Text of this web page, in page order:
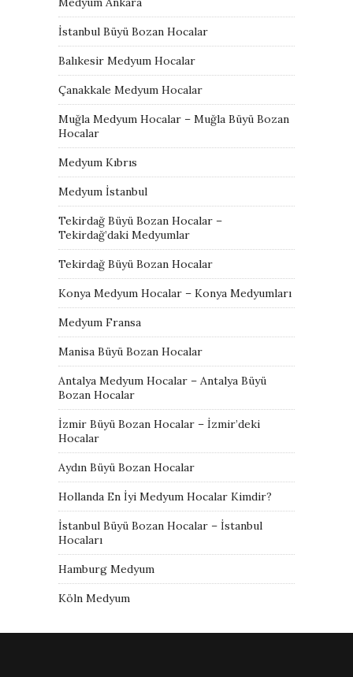
İstanbul Büyü Bozan Hocalar
Balıkesir Medyum Hocalar
Çanakkale Medyum Hocalar
Muğla Medyum Hocalar – Muğla Büyü Bozan
Hocalar
Medyum Kıbrıs
Medyum İstanbul
Tekirdağ Büyü Bozan Hocalar –
Tekirdağ’daki Medyumlar
Tekirdağ Büyü Bozan Hocalar
Konya Medyum Hocalar – Konya Medyumları
Medyum Fransa
Manisa Büyü Bozan Hocalar
Antalya Medyum Hocalar – Antalya Büyü
Bozan Hocalar
İzmir Büyü Bozan Hocalar – İzmir’deki
Hocalar
Aydın Büyü Bozan Hocalar
Hollanda En İyi Medyum Hocalar Kimdir?
İstanbul Büyü Bozan Hocalar – İstanbul
Hocaları
Hamburg Medyum
Köln Medyum